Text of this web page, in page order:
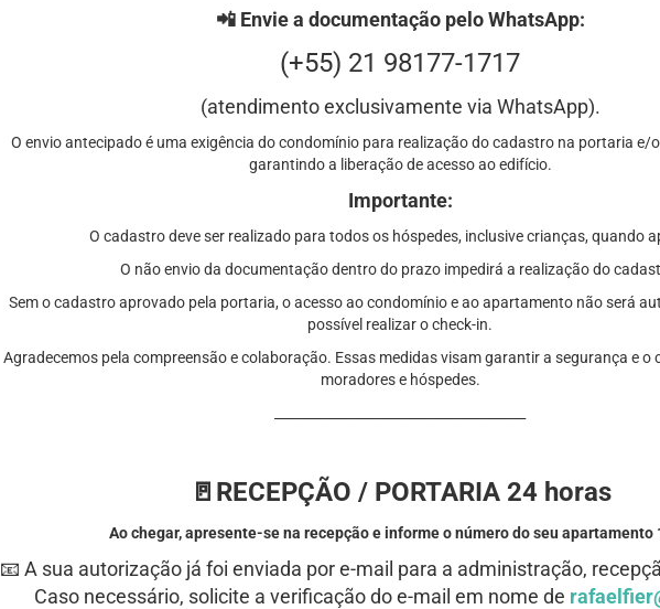
📲 Envie a documentação pelo WhatsApp:
(+55) 21 98177-1717
(atendimento exclusivamente via WhatsApp).
O envio antecipado é uma exigência do condomínio para realização do cadastro na portaria e/
garantindo a liberação de acesso ao edifício.
Importante:
O cadastro deve ser realizado para todos os hóspedes, inclusive crianças, quando
O não envio da documentação dentro do prazo impedirá a realização do
Sem o cadastro aprovado pela portaria, o acesso ao condomínio e ao apartamento não será
possível realizar o check-in.
Agradecemos pela compreensão e colaboração. Essas medidas visam garantir a segurança e o
moradores e hóspedes.
🚪RECEPÇÃO / PORTARIA 24 horas
Ao chegar, apresente-se na recepção e informe o número do seu apartamento
📧 A sua autorização já foi enviada por e-mail para a administração,
Caso necessário, solicite a verificação do e-mail em nome de